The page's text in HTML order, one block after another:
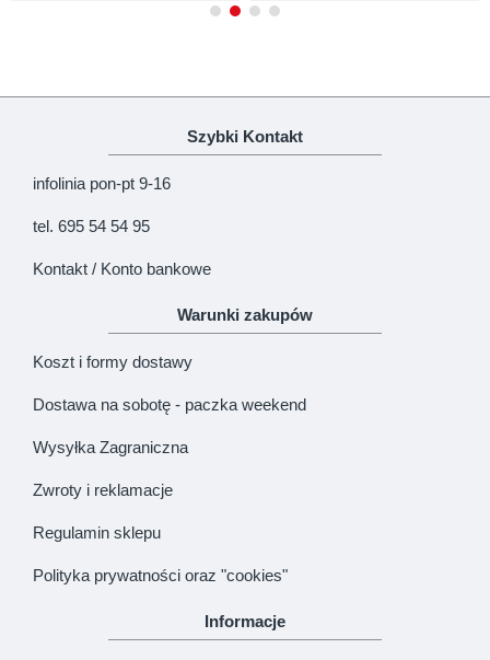
Szybki Kontakt
infolinia pon-pt 9-16
tel. 695 54 54 95
Kontakt / Konto bankowe
Warunki zakupów
Koszt i formy dostawy
Dostawa na sobotę - paczka weekend
Wysyłka Zagraniczna
Zwroty i reklamacje
Regulamin sklepu
Polityka prywatności oraz "cookies"
Informacje